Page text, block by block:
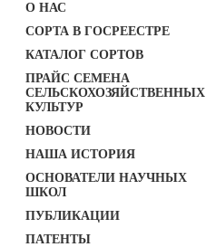
О НАС
СОРТА В ГОСРЕЕСТРЕ
КАТАЛОГ СОРТОВ
ПРАЙС СЕМЕНА
СЕЛЬСКОХОЗЯЙСТВЕННЫХ
КУЛЬТУР
НОВОСТИ
НАША ИСТОРИЯ
ОСНОВАТЕЛИ НАУЧНЫХ
ШКОЛ
ПУБЛИКАЦИИ
ПАТЕНТЫ